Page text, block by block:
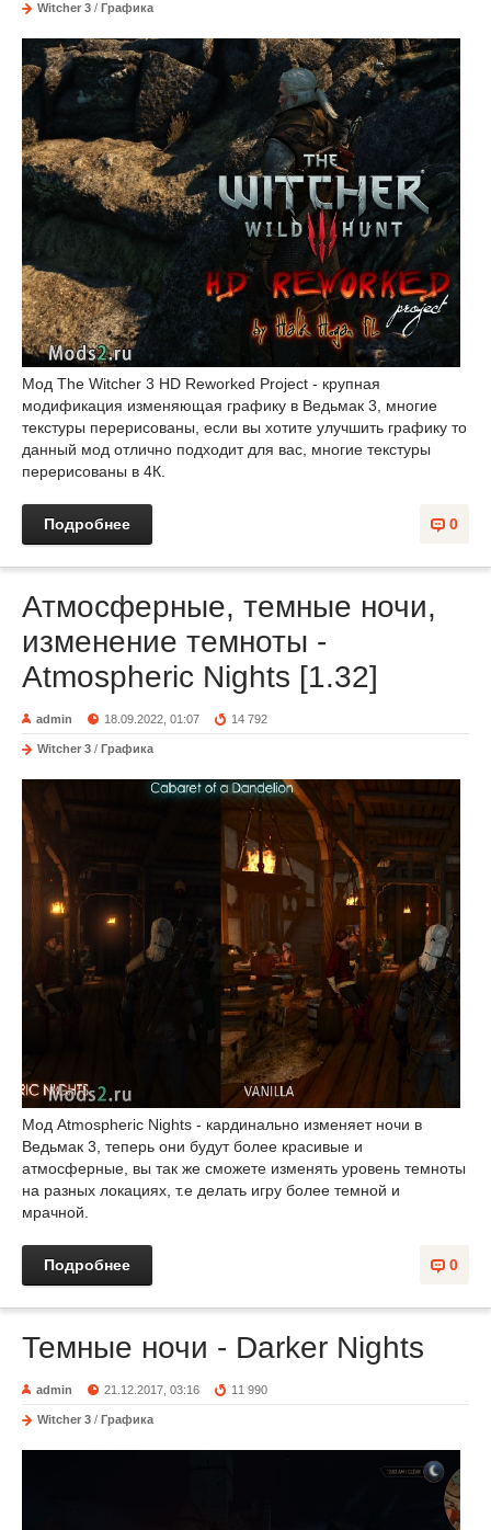
Witcher 3 / Графика
Мод The Witcher 3 HD Reworked Project - крупная
модификация изменяющая графику в Ведьмак 3, многие
текстуры перерисованы, если вы хотите улучшить графику то
данный мод отлично подходит для вас, многие текстуры
перерисованы в 4К.
0
Подробнее
Атмосферные, темные ночи,
изменение темноты -
Atmospheric Nights [1.32]
admin 18.09.2022, 01:07 14 792
Witcher 3 / Графика
Мод Atmospheric Nights - кардинально изменяет ночи в
Ведьмак 3, теперь они будут более красивые и
атмосферные, вы так же сможете изменять уровень темноты
на разных локациях, т.е делать игру более темной и
мрачной.
0
Подробнее
Темные ночи - Darker Nights
admin 21.12.2017, 03:16 11 990
Witcher 3 / Графика